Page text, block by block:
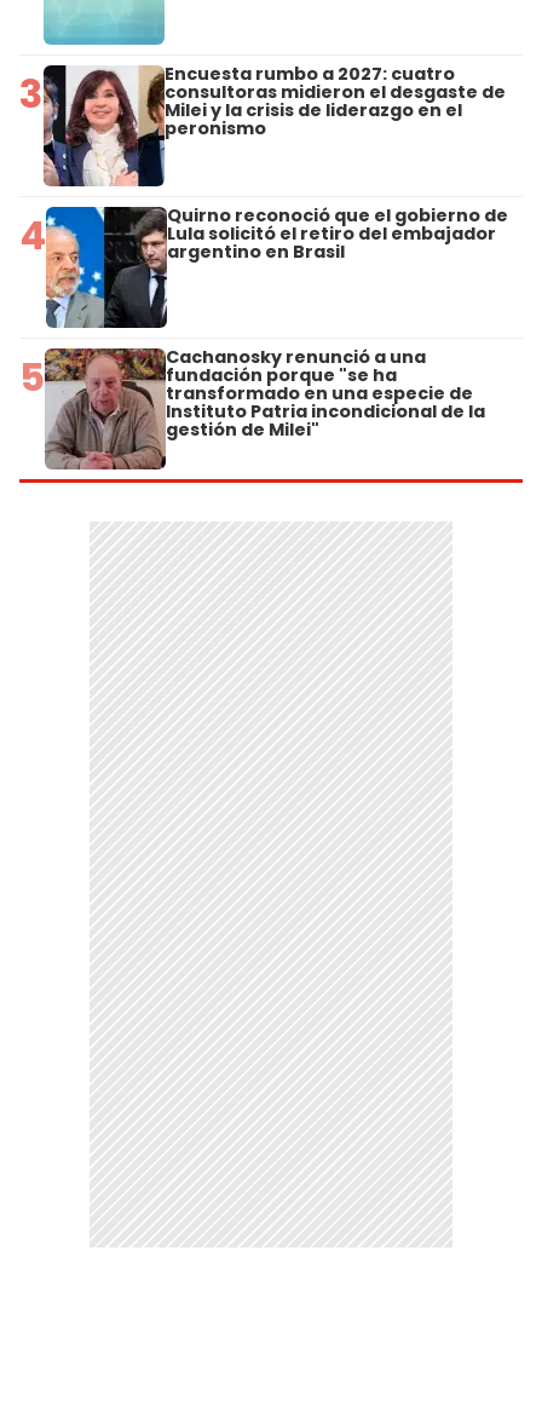
3 Encuesta rumbo a 2027: cuatro
consultoras midieron el desgaste de
Milei y la crisis de liderazgo en el
peronismo
4 Quirno reconoció que el gobierno de
Lula solicitó el retiro del embajador
argentino en Brasil
5 Cachanosky renunció a una
fundación porque "se ha
transformado en una especie de
Instituto Patria incondicional de la
gestión de Milei"